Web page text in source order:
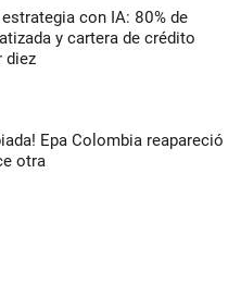
con IA: 80% de
y cartera de crédito
diez
Epa Colombia reapareció
otra